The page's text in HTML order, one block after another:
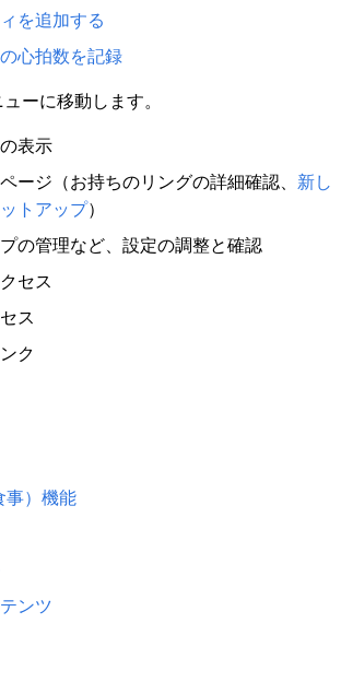
を追加する
心拍数を記録
ューに移動します。
の表示
ージ（お持ちのリングの詳細確認、 新し
トアップ）
の管理など、設定の調整と確認
セス
ス
ク
事）機能
ンツ